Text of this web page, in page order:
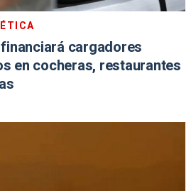
cargadores
en cocheras, restaurantes